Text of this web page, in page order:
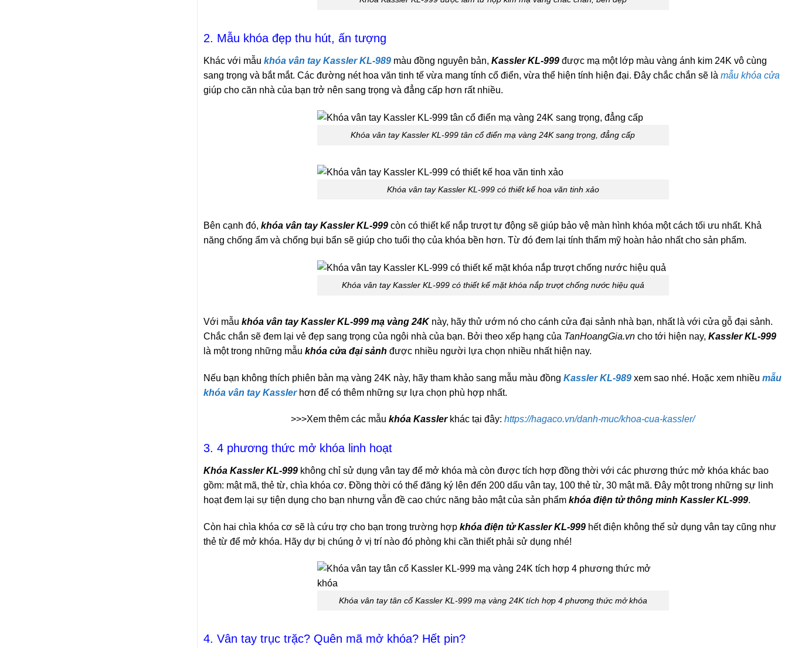
2. Mẫu khóa đẹp thu hút, ấn tượng
Khác với mẫu khóa vân tay Kassler KL-989 màu đồng nguyên bản, Kassler KL-999 được mạ một lớp màu vàng ánh kim 24K vô cùng
sang trọng và bắt mắt. Các đường nét hoa văn tinh tế vừa mang tính cổ điển, vừa thể hiện tính hiện đại. Đây chắc chắn sẽ là mẫu khóa cửa
giúp cho căn nhà của bạn trở nên sang trọng và đẳng cấp hơn rất nhiều.
Khóa vân tay Kassler KL-999 tân cổ điển mạ vàng 24K sang trọng, đẳng cấp
Khóa vân tay Kassler KL-999 có thiết kế hoa văn tinh xảo
Bên cạnh đó, khóa vân tay Kassler KL-999 còn có thiết kế nắp trượt tự động sẽ giúp bảo vệ màn hình khóa một cách tối ưu nhất. Khả
năng chống ẩm và chống bụi bẩn sẽ giúp cho tuổi thọ của khóa bền hơn. Từ đó đem lại tính thẩm mỹ hoàn hảo nhất cho sản phẩm.
Khóa vân tay Kassler KL-999 có thiết kế mặt khóa nắp trượt chống nước hiệu quả
Với mẫu khóa vân tay Kassler KL-999 mạ vàng 24Knày, hãy thử ướm nó cho cánh cửa đại sảnh nhà bạn, nhất là với cửa gỗ đại sảnh.
Chắc chắn sẽ đem lại vẻ đẹp sang trọng của ngôi nhà của bạn. Bởi theo xếp hạng của TanHoangGia.vn cho tới hiện nay, Kassler KL-999
là một trong những mẫu khóa cửa đại sảnh được nhiều người lựa chọn nhiều nhất hiện nay.
Nếu bạn không thích phiên bản mạ vàng 24K này, hãy tham khảo sang mẫu màu đồng Kassler KL-989 xem sao nhé. Hoặc xem nhiều mẫu
khóa vân tay Kasslerhơn để có thêm những sự lựa chọn phù hợp nhất.
>>>Xem thêm các mẫu khóa Kasslerkhác tại đây: https://hagaco.vn/danh-muc/khoa-cua-kassler/
3. 4 phương thức mở khóa linh hoạt
Khóa Kassler KL-999 không chỉ sử dụng vân tay để mở khóa mà còn được tích hợp đồng thời với các phương thức mở khóa khác bao
gồm: mật mã, thẻ từ, chìa khóa cơ. Đồng thời có thể đăng ký lên đến 200 dấu vân tay, 100 thẻ từ, 30 mật mã. Đây một trong những sự linh
hoạt đem lại sự tiện dụng cho bạn nhưng vẫn đề cao chức năng bảo mật của sản phẩm khóa điện tử thông minh Kassler KL-999.
Còn hai chìa khóa cơ sẽ là cứu trợ cho bạn trong trường hợp khóa điện tử Kassler KL-999 hết điện không thể sử dụng vân tay cũng như
thẻ từ để mở khóa. Hãy dự bị chúng ở vị trí nào đó phòng khi cần thiết phải sử dụng nhé!
Khóa vân tay tân cổ Kassler KL-999 mạ vàng 24K tích hợp 4 phương thức mở khóa
4. Vân tay trục trặc? Quên mã mở khóa? Hết pin?